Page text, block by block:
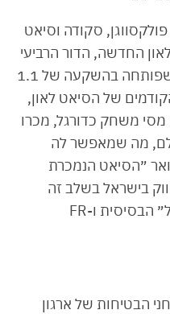
פולקסווגן, סקודה וסיאט
החדשה, הדור הרביעי
של המשפחתית הקומפקטית שפותחה בהשקעה של 1.1
של הסיאט לאון,
מסי משחק כדורגל, מכרו
העולם, מה שמאפשר לה
״הסיאט הנמכרת
בישראל בשלב זה
בשתי רמות גימור בלבד, ״סטייל״ הבסיסית ו-FR
הבטיחות של ארגון